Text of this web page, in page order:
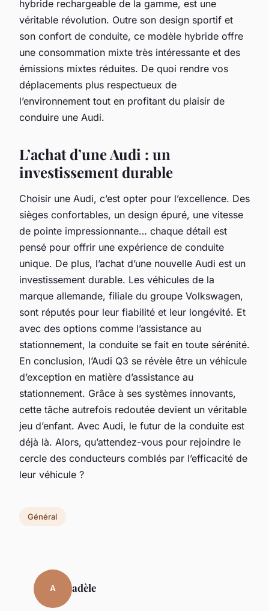
hybride rechargeable de la gamme, est une
véritable révolution. Outre son design sportif et
son confort de conduite, ce modèle hybride offre
une consommation mixte très intéressante et des
émissions mixtes réduites. De quoi rendre vos
déplacements plus respectueux de
l’environnement tout en profitant du plaisir de
conduire une Audi.
L’achat d’une Audi : un
investissement durable
Choisir une Audi, c’est opter pour l’excellence. Des
sièges confortables, un design épuré, une vitesse
de pointe impressionnante… chaque détail est
pensé pour offrir une expérience de conduite
unique. De plus, l’achat d’une nouvelle Audi est un
investissement durable. Les véhicules de la
marque allemande, filiale du groupe Volkswagen,
sont réputés pour leur fiabilité et leur longévité. Et
avec des options comme l’assistance au
stationnement, la conduite se fait en toute sérénité.
En conclusion, l’Audi Q3 se révèle être un véhicule
d’exception en matière d’assistance au
stationnement. Grâce à ses systèmes innovants,
cette tâche autrefois redoutée devient un véritable
jeu d’enfant. Avec Audi, le futur de la conduite est
déjà là. Alors, qu’attendez-vous pour rejoindre le
cercle des conducteurs comblés par l’efficacité de
leur véhicule ?
Général
A adèle